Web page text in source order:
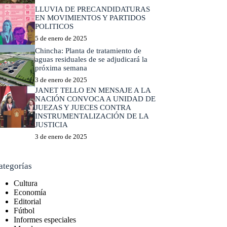
LLUVIA DE PRECANDIDATURAS
EN MOVIMIENTOS Y PARTIDOS
POLITICOS
5 de enero de 2025
Chincha: Planta de tratamiento de
aguas residuales de se adjudicará la
próxima semana
3 de enero de 2025
JANET TELLO EN MENSAJE A LA
NACIÓN CONVOCA A UNIDAD DE
JUEZAS Y JUECES CONTRA
INSTRUMENTALIZACIÓN DE LA
JUSTICIA
3 de enero de 2025
Cultura
Economía
Editorial
Fútbol
Informes especiales